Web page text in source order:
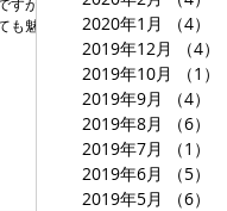
2020年1月
（4）
2019年12月
（4）
2019年10月
（1）
2019年9月
（4）
2019年8月
（6）
2019年7月
（1）
2019年6月
（5）
2019年5月
（6）
すが、
も魅力